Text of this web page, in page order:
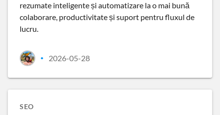
rezumate inteligente și automatizare la o mai bună
colaborare, productivitate și suport pentru fluxul de
lucru.
• 2026-05-28
SEO